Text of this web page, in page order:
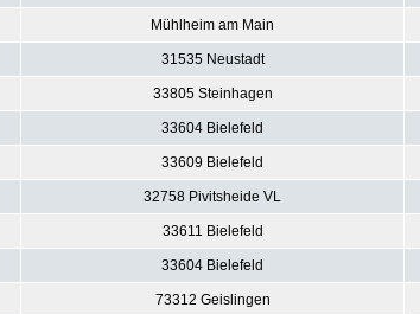
Mühlheim am Main
31535 Neustadt
33805 Steinhagen
33604 Bielefeld
33609 Bielefeld
32758 Pivitsheide VL
33611 Bielefeld
33604 Bielefeld
73312 Geislingen